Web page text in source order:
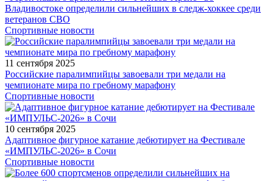
Владивостоке определили сильнейших в следж-хоккее среди
ветеранов СВО
Спортивные новости
11 сентября 2025
Российские паралимпийцы завоевали три медали на
чемпионате мира по гребному марафону
Спортивные новости
10 сентября 2025
Адаптивное фигурное катание дебютирует на Фестивале
«ИМПУЛЬС-2026» в Сочи
Спортивные новости